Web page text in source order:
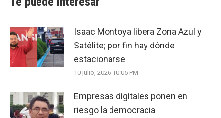
Isaac Montoya libera Zona Azul y
Satélite; por fin hay dónde
estacionarse
10 julio, 2026 10:05 PM
Empresas digitales ponen en
riesgo la democracia